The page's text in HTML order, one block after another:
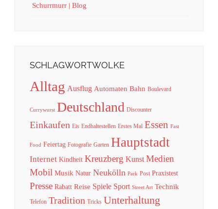
Schurrmurr | Blog
SCHLAGWORTWOLKE
Alltag Ausflug Automaten Bahn Boulevard
Currywurst Deutschland Discounter
Einkaufen Eis Endhaltestellen Erstes Mal Essen Fast
Food Feiertag Fotografie Garten Hauptstadt
Internet Kindheit Kreuzberg Kunst Medien
Mobil Musik Natur Neukölln Park Post Praxistest
Presse Rabatt Reise Spiele Sport Street Art Technik
Telefon Tradition Tricks Unterhaltung